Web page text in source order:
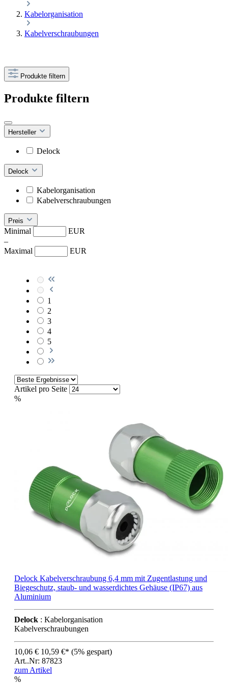
Kabelorganisation
Kabelverschraubungen
Produkte filtern
Produkte filtern
Hersteller
Delock
Delock
Kabelorganisation
Kabelverschraubungen
Preis
Minimal
EUR
–
Maximal
EUR
1
2
3
4
5
Artikel pro Seite
%
Delock Kabelverschraubung 6,4 mm mit Zugentlastung und
Biegeschutz, staub- und wasserdichtes Gehäuse (IP67) aus
Aluminium
Delock : Kabelorganisation
Kabelverschraubungen
10,06 € 10,59 €* (5% gespart)
Art..Nr: 87823
zum Artikel
%